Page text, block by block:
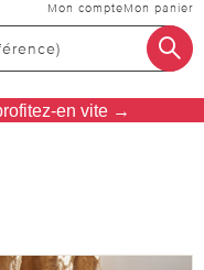
Mon compteMon panier
en vite →